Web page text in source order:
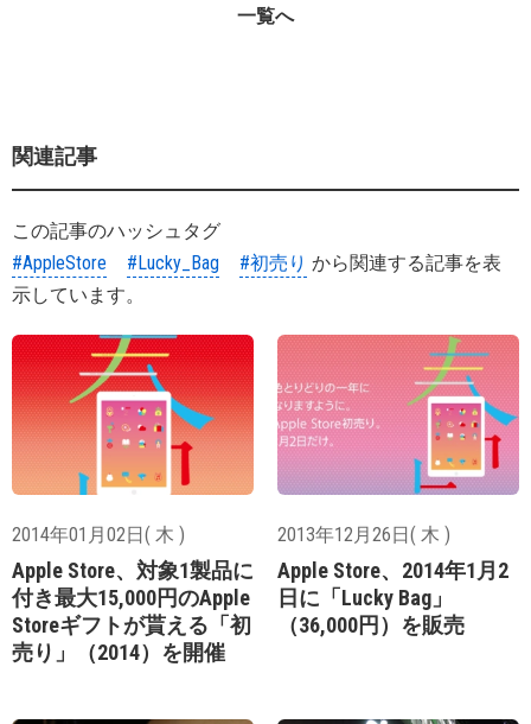
一覧へ
関連記事
この記事のハッシュタグ
#AppleStore
#Lucky_Bag #初売り から関連する記事を表
示しています。
2014年01月02日( 木 )
Apple Store、対象1製品に
付き最大15,000円のApple
Storeギフトが貰える「初
売り」（2014）を開催
2013年12月26日( 木 )
Apple Store、2014年1月2
日に「Lucky Bag」
（36,000円）を販売